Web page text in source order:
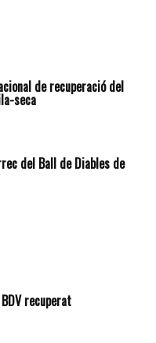
de recuperació del
seca
del Ball de Diables de
recuperat